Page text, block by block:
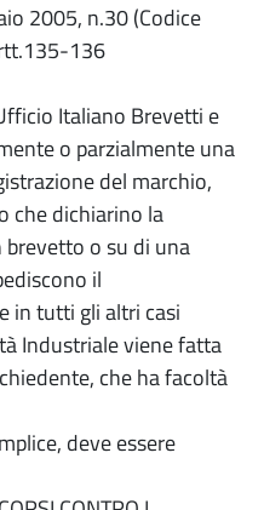
2005, n.30 (Codice
136
Italiano Brevetti e
o parzialmente una
del marchio,
che dichiarino la
o su di una
il
in tutti gli altri casi
Industriale viene fatta
che ha facoltà
deve essere